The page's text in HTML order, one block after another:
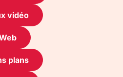
vidéo
plans